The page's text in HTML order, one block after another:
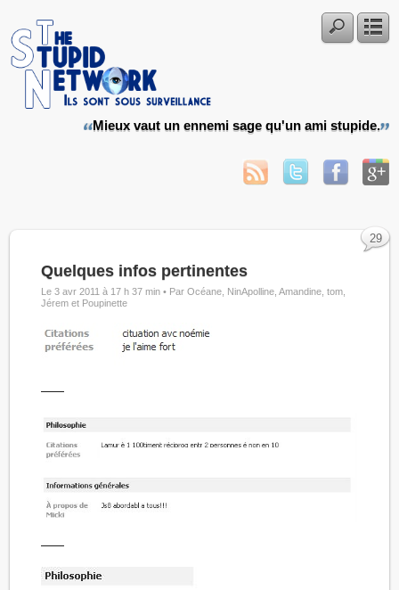
Mieux vaut un ennemi sage qu'un ami stupide.
Quelques infos pertinentes
Le 3 avr 2011 à 17 h 37 min • Par Océane, NinApolline, Amandine, tom,
Jérem et Poupinette
——
——
29